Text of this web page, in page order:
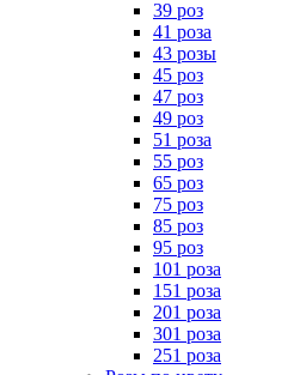
39 роз
41 роза
43 розы
45 роз
47 роз
49 роз
51 роза
55 роз
65 роз
75 роз
85 роз
95 роз
101 роза
151 роза
201 роза
301 роза
251 роза